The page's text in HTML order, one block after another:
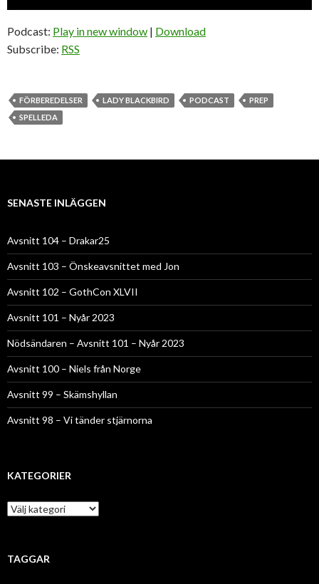
Podcast: Play in new window | Download
Subscribe: RSS
FÖRBEREDELSER LADY BLACKBIRD PODCAST
PREP
SPELLEDA
SENASTE INLÄGGEN
Avsnitt 104 – Drakar25
Avsnitt 103 – Önskeavsnittet med Jon
Avsnitt 102 – GothCon XLVII
Avsnitt 101 – Nyår 2023
Nödsändaren – Avsnitt 101 – Nyår 2023
Avsnitt 100 – Niels från Norge
Avsnitt 99 – Skämshyllan
Avsnitt 98 – Vi tänder stjärnorna
KATEGORIER
Kategorier
TAGGAR